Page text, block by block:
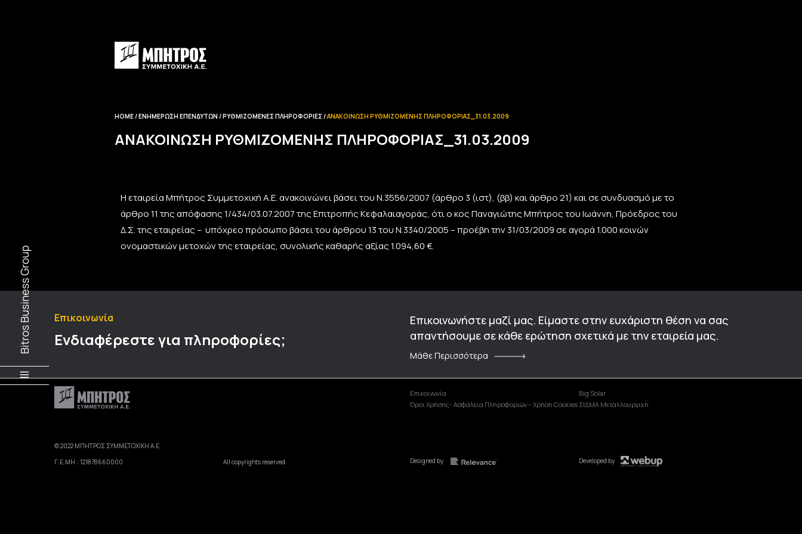
HOME ΕΝΗΜΈΡΩΣΗ EΠΕΝΔΥΤΏΝ ΡΥΘΜΙΖΌΜΕΝΕΣ ΠΛΗΡΟΦΟΡΊΕΣ ΑΝΑΚΟΊΝΩΣΗ ΡΥΘΜΙΖΌΜΕΝΗΣ ΠΛΗΡΟΦΟΡΊΑΣ_31.03.2009
ΑΝΑΚΟΊΝΩΣΗ ΡΥΘΜΙΖΌΜΕΝΗΣ ΠΛΗΡΟΦΟΡΊΑΣ_31.03.2009
Η εταιρεία Μπήτρος Συμμετοχική Α.Ε. ανακοινώνει βάσει του Ν.3556/2007 (άρθρο 3 (ιστ), (ββ) και άρθρο 21) και σε συνδυασμό με το
άρθρο 11 της απόφασης 1/434/03.07.2007 της Επιτροπής Κεφαλαιαγοράς, ότι ο κος Παναγιώτης Μπήτρος του Ιωάννη, Πρόεδρος του
Δ.Σ. της εταιρείας – υπόχρεο πρόσωπο βάσει του άρθρου 13 του Ν.3340/2005 – προέβη την 31/03/2009 σε αγορά 1.000 κοινών
ονομαστικών μετοχών της εταιρείας, συνολικής καθαρής αξίας 1.094,60 €.
Επικοινωνία
Ενδιαφέρεστε για πληροφορίες;
Επικοινωνήστε μαζί μας. Είμαστε στην ευχάριστη θέση να σας
απαντήσουμε σε κάθε ερώτηση σχετικά με την εταιρεία μας.
Μάθε Περισσότερα
© 2022 ΜΠΗΤΡΟΣ ΣΥΜΜΕΤΟΧΙΚΗ Α.Ε.
Γ.Ε.ΜΗ.: 121878660000
All copyrights reserved
Επικοινωνία
Όροι Χρήσης- Ασφάλεια Πληροφοριών – Χρήση Cookies
Big Solar
ΣΙΔΜΑ Μεταλλουργική
Designed by Developed by